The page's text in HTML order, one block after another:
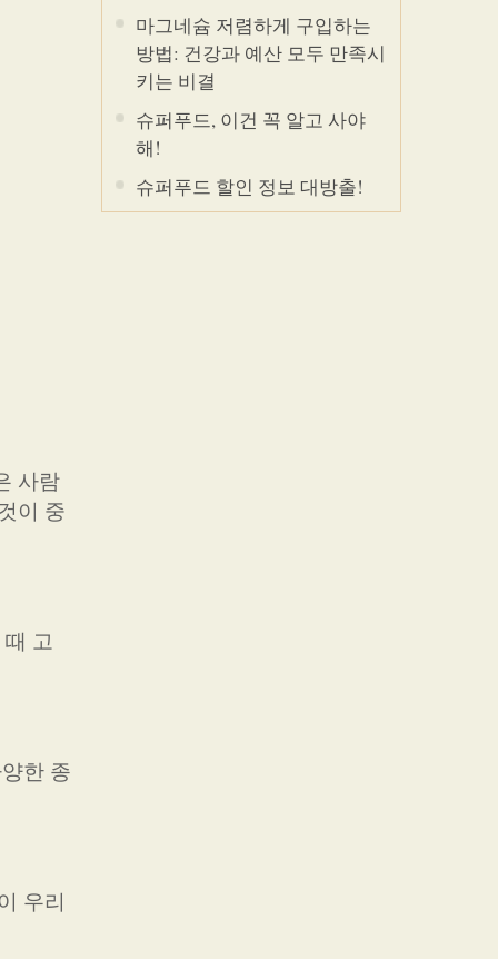
사람
이 중
고
한 종
우리
마그네슘 저렴하게 구입하는
방법: 건강과 예산 모두 만족시
키는 비결
슈퍼푸드, 이건 꼭 알고 사야
해!
슈퍼푸드 할인 정보 대방출!